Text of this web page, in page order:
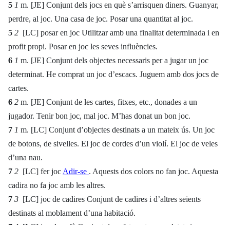
5 1 m. [JE] Conjunt dels jocs en què s’arrisquen diners. Guanyar,
perdre, al joc. Una casa de joc. Posar una quantitat al joc.
5 2 [LC] posar en joc Utilitzar amb una finalitat determinada i en
profit propi. Posar en joc les seves influències.
6 1 m. [JE] Conjunt dels objectes necessaris per a jugar un joc
determinat. He comprat un joc d’escacs. Juguem amb dos jocs de
cartes.
6 2 m. [JE] Conjunt de les cartes, fitxes, etc., donades a un
jugador. Tenir bon joc, mal joc. M’has donat un bon joc.
7 1 m. [LC] Conjunt d’objectes destinats a un mateix ús. Un joc
de botons, de sivelles. El joc de cordes d’un violí. El joc de veles
d’una nau.
7 2 [LC] fer joc Adir-se . Aquests dos colors no fan joc. Aquesta
cadira no fa joc amb les altres.
7 3 [LC] joc de cadires Conjunt de cadires i d’altres seients
destinats al moblament d’una habitació.